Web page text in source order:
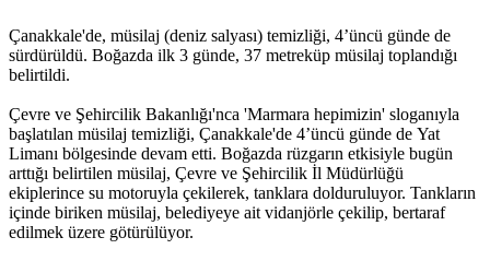
Çanakkale'de, müsilaj (deniz salyası) temizliği, 4’üncü günde de
sürdürüldü. Boğazda ilk 3 günde, 37 metreküp müsilaj toplandığı
belirtildi.
Çevre ve Şehircilik Bakanlığı'nca 'Marmara hepimizin' sloganıyla
başlatılan müsilaj temizliği, Çanakkale'de 4’üncü günde de Yat
Limanı bölgesinde devam etti. Boğazda rüzgarın etkisiyle bugün
arttığı belirtilen müsilaj, Çevre ve Şehircilik İl Müdürlüğü
ekiplerince su motoruyla çekilerek, tanklara dolduruluyor. Tankların
içinde biriken müsilaj, belediyeye ait vidanjörle çekilip, bertaraf
edilmek üzere götürülüyor.